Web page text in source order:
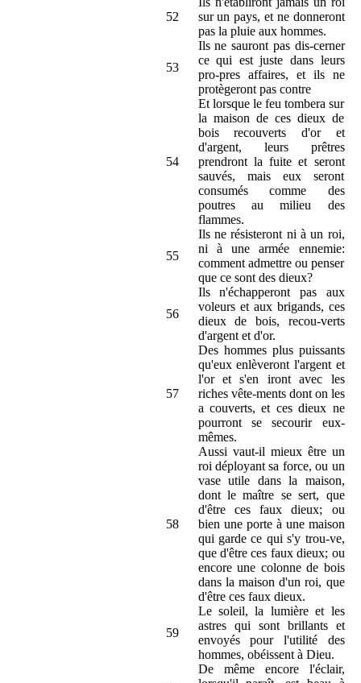
52
sur un pays, et ne donneront
pas la pluie aux hommes.
53
Ils ne sauront pas dis-cerner
ce qui est juste dans leurs
pro-pres affaires, et ils ne
protègeront pas contre
54
Et lorsque le feu tombera sur
la maison de ces dieux de
bois recouverts d'or et
d'argent, leurs prêtres
prendront la fuite et seront
sauvés, mais eux seront
consumés comme des
poutres au milieu des
flammes.
55
Ils ne résisteront ni à un roi,
ni à une armée ennemie:
comment admettre ou penser
que ce sont des dieux?
56
Ils n'échapperont pas aux
voleurs et aux brigands, ces
dieux de bois, recou-verts
d'argent et d'or.
57
Des hommes plus puissants
qu'eux enlèveront l'argent et
l'or et s'en iront avec les
riches vête-ments dont on les
a couverts, et ces dieux ne
pourront se secourir eux-
mêmes.
58
Aussi vaut-il mieux être un
roi déployant sa force, ou un
vase utile dans la maison,
dont le maître se sert, que
d'être ces faux dieux; ou
bien une porte à une maison
qui garde ce qui s'y trou-ve,
que d'être ces faux dieux; ou
encore une colonne de bois
dans la maison d'un roi, que
d'être ces faux dieux.
59
Le soleil, la lumière et les
astres qui sont brillants et
envoyés pour l'utilité des
hommes, obéissent à Dieu.
De même encore l'éclair,